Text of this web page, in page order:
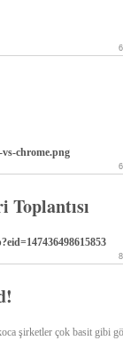
chrome.png
şirketler çok basit gibi